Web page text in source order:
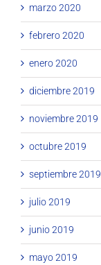
marzo 2020
febrero 2020
enero 2020
diciembre 2019
noviembre 2019
octubre 2019
septiembre 2019
julio 2019
junio 2019
mayo 2019